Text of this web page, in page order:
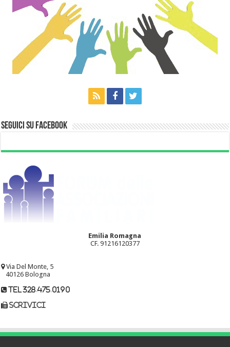
Seguici su Facebook
Emilia Romagna
CF. 91216120377
Via Del Monte, 5
40126 Bologna
tel 328.475.0190
scrivici